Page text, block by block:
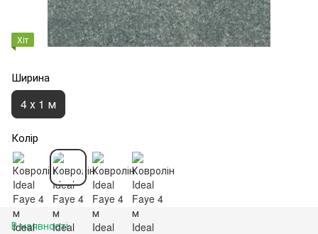
Хіт
Ширина
4 х 1 м
Колір
В наявності